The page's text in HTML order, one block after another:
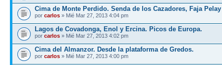
Cima de Monte Perdido. Senda de los Cazadores, Faja Pelay
por carlos » Mié Mar 27, 2013 4:04 pm
Lagos de Covadonga, Enol y Ercina. Picos de Europa.
por carlos » Mié Mar 27, 2013 4:02 pm
Cima del Almanzor. Desde la plataforma de Gredos.
por carlos » Mié Mar 27, 2013 4:00 pm